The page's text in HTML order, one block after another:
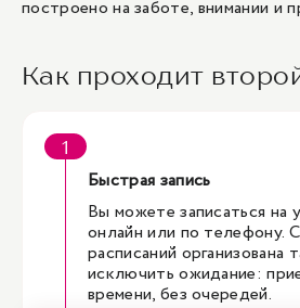
построено на заботе, внимании и
Как проходит
Быстрая запись
Вы можете записаться на
онлайн или по телефону.
расписаний организована
исключить ожидание:
времени, без очередей.